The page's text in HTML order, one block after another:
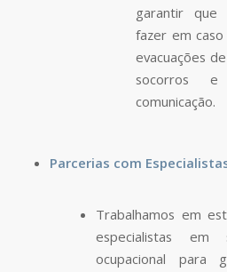
garantir que
fazer em
evacuações
socorros e
comunicação.
Parcerias com
Trabalhamos em
especialistas em
ocupacional para